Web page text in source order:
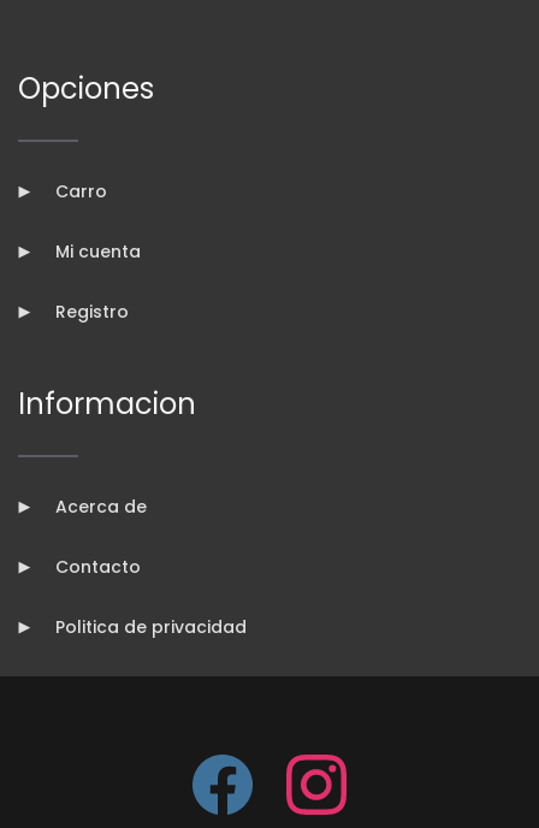
Opciones
Carro
Mi cuenta
Registro
Informacion
Acerca de
Contacto
Politica de privacidad